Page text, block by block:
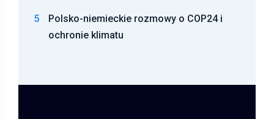
5
Polsko-niemieckie rozmowy o COP24 i
ochronie klimatu